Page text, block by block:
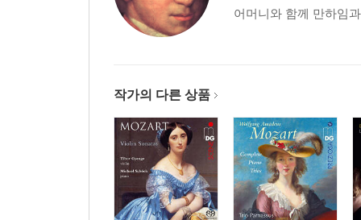
어머니와 함께 만하임
작가의 다른 상품